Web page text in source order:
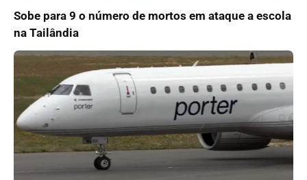
Sobe para 9 o número de mortos em ataque a escola
na Tailândia